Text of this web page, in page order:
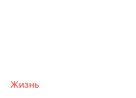
Жизнь